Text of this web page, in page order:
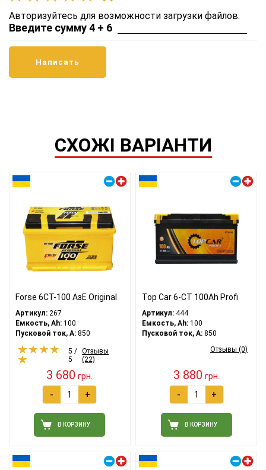
Авторизуйтесь для возможности загрузки файлов.
Введите сумму 4 + 6
СХОЖІ ВАРІАНТИ
Forse 6СТ-100 АзЕ Original
Артикул: 267
Емкость, Ah: 100
Пусковой ток, A: 850
5 /
5
Отзывы
(22)
3 680 грн.
- +
В КОРЗИНУ
Top Car 6-CT 100Ah Profi
Артикул: 444
Емкость, Ah: 100
Пусковой ток, A: 850
Отзывы (0)
3 880 грн.
- +
В КОРЗИНУ